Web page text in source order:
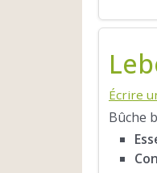
Écrire
Bûche